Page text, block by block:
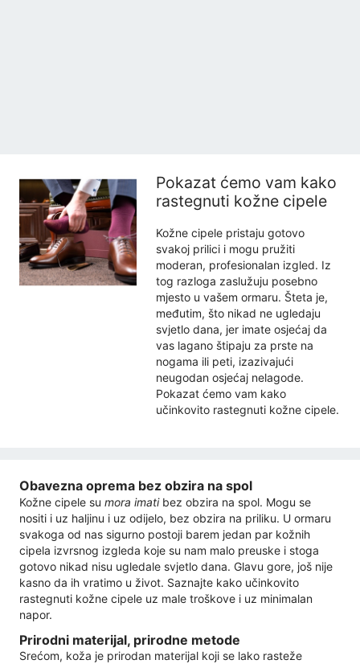
Pokazat ćemo vam kako
rastegnuti kožne cipele
Kožne cipele pristaju gotovo
svakoj prilici i mogu pružiti
moderan, profesionalan izgled. Iz
tog razloga zaslužuju posebno
mjesto u vašem ormaru. Šteta je,
međutim, što nikad ne ugledaju
svjetlo dana, jer imate osjećaj da
vas lagano štipaju za prste na
nogama ili peti, izazivajući
neugodan osjećaj nelagode.
Pokazat ćemo vam kako
učinkovito rastegnuti kožne cipele.
Obavezna oprema bez obzira na spol
Kožne cipele su mora imatibez obzira na spol. Mogu se
nositi i uz haljinu i uz odijelo, bez obzira na priliku. U ormaru
svakoga od nas sigurno postoji barem jedan par kožnih
cipela izvrsnog izgleda koje su nam malo preuske i stoga
gotovo nikad nisu ugledale svjetlo dana. Glavu gore, još nije
kasno da ih vratimo u život. Saznajte kako učinkovito
rastegnuti kožne cipele uz male troškove i uz minimalan
napor.
Prirodni materijal, prirodne metode
Srećom, koža je prirodan materijal koji se lako rasteže